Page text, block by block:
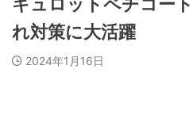
キュロットペチコー
れ対策に大活躍
2024年1月16日